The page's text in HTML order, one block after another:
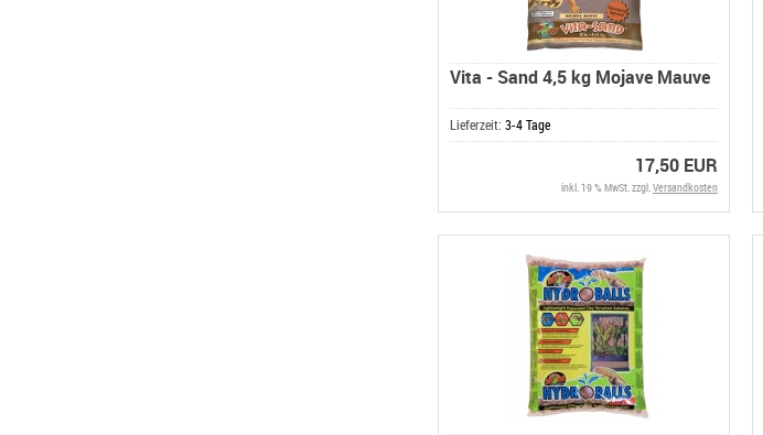
Vita - Sand 4,5 kg Mojave Mauve
Lieferzeit: 3-4 Tage
17,50 EUR
inkl. 19 % MwSt. zzgl.Versandkosten